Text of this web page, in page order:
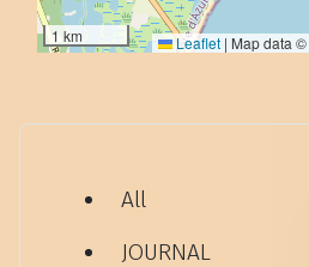
1 km Leaflet | Map data ©
All
JOURNAL